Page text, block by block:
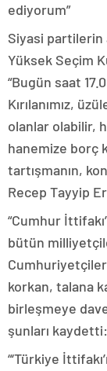
ediyorum”
Siyasi partilerin
Yüksek Seçim
“Bugün saat
Kırılanımız,
olanlar olabilir,
hanemize borç
tartışmanın,
Recep Tayyip
“Cumhur
bütün
korkan, talana
birleşmeye
şunları kaydetti:
“‘Türkiye